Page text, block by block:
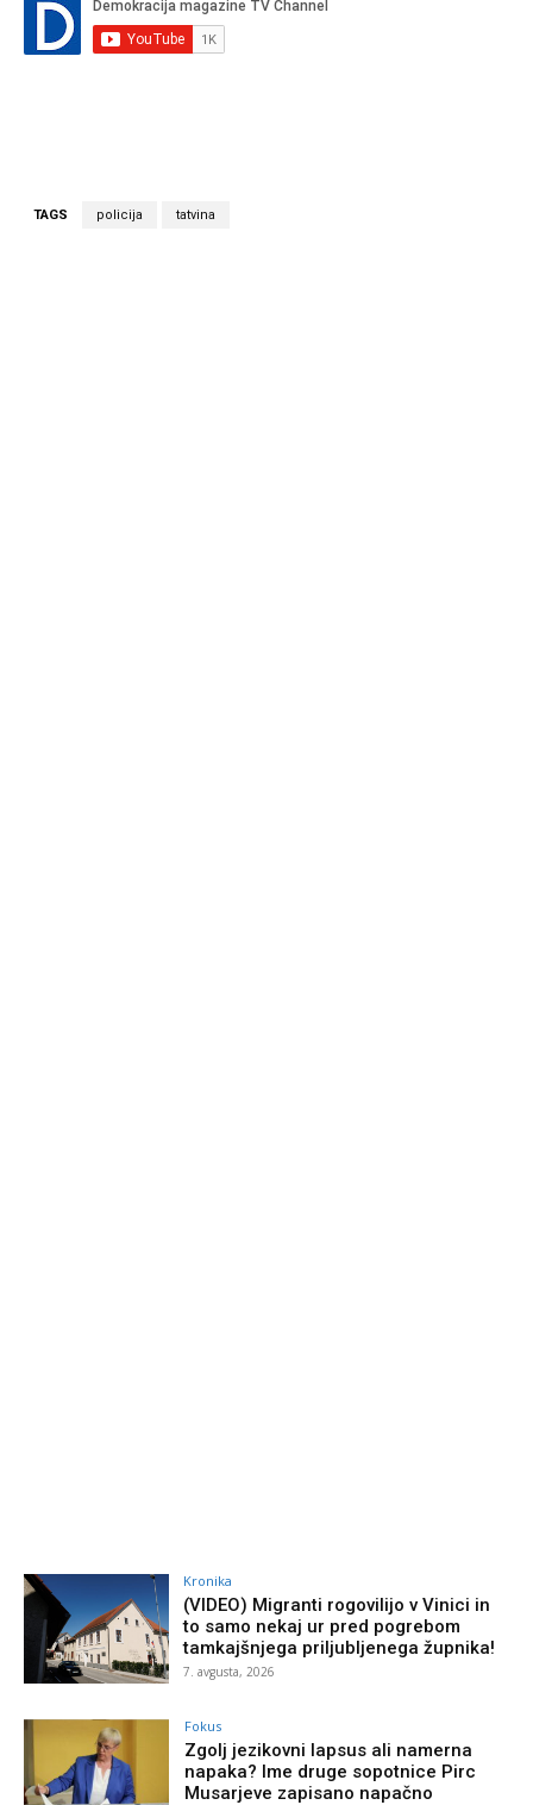
TAGS policija tatvina
Kronika
(VIDEO) Migranti rogovilijo v Vinici in
to samo nekaj ur pred pogrebom
tamkajšnjega priljubljenega župnika!
7. avgusta, 2026
Fokus
Zgolj jezikovni lapsus ali namerna
napaka? Ime druge sopotnice Pirc
Musarjeve zapisano napačno